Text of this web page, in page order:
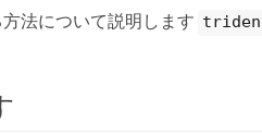
法について説明します